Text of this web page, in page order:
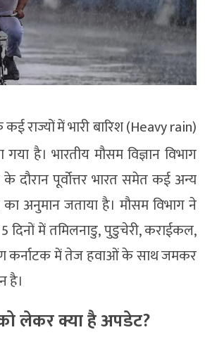
राज्यों में भारी बारिश (Heavy rain)
है। भारतीय मौसम विज्ञान विभाग
दौरान पूर्वोत्तर भारत समेत कई अन्य
का अनुमान जताया है। मौसम विभाग ने
में तमिलनाडु, पुडुचेरी, कराईकल,
कर्नाटक में तेज हवाओं के साथ जमकर
है।
लेकर क्या है अपडेट?